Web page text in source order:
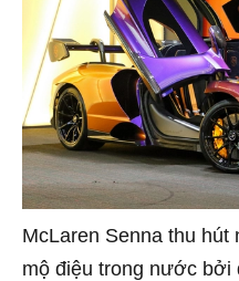
McLaren Senna thu
mộ điệu trong nước bởi